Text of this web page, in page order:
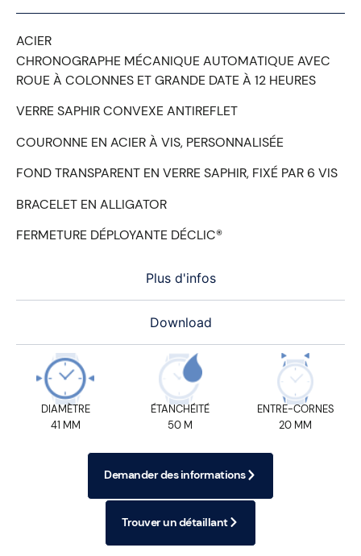
Plus d'infos
Download
ACIER
CHRONOGRAPHE MÉCANIQUE AUTOMATIQUE AVEC
ROUE À COLONNES ET GRANDE DATE À 12 HEURES
VERRE SAPHIR CONVEXE ANTIREFLET
COURONNE EN ACIER À VIS, PERSONNALISÉE
FOND TRANSPARENT EN VERRE SAPHIR, FIXÉ PAR 6 VIS
BRACELET EN ALLIGATOR
FERMETURE DÉPLOYANTE DÉCLIC®
DIAMÈTRE
41 MM
ÉTANCHÉITÉ
50 M
ENTRE-CORNES
20 MM
Demander des informations
Trouver un détaillant